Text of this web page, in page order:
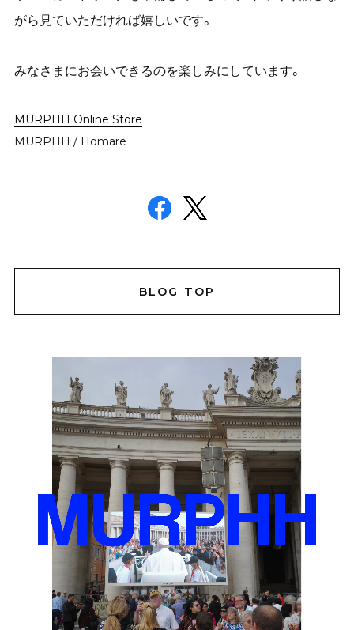
がら見ていただければ嬉しいです。
みなさまにお会いできるのを楽しみにしています。
MURPHH Online Store
MURPHH / Homare
BLOG TOP